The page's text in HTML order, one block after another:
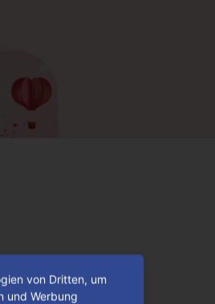
von Dritten, um
und Werbung